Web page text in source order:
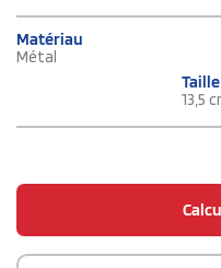
Matériau
Métal
Taille
13,5